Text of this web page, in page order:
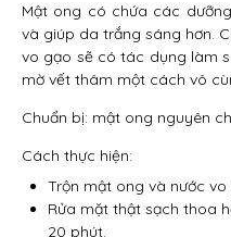
Mật ong có chứa các
và giúp da trắng sáng hơn.
vo gạo sẽ có tác dụng làm
mờ vết thâm một cách vô
Chuẩn bị: mật ong nguyên
Cách thực hiện:
Trộn mật ong và nước
Rửa mặt thật sạch thoa
20 phút.